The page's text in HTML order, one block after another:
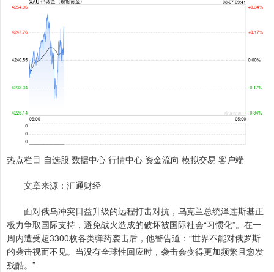
热点栏目 自选股 数据中心 行情中心 资金流向 模拟交易 客户端
文章来源：汇通财经
面对俄乌冲突日益升级的远程打击对抗，乌克兰总统泽连斯基正
极力争取国际支持，避免战火造成的破坏被国际社会“习惯化”。在一
周内遭受超3300枚各类弹药袭击后，他警告道：“世界不能对俄罗斯
的袭击视而不见。当没有全球性回应时，袭击会变得更加频繁且愈发
残酷。”